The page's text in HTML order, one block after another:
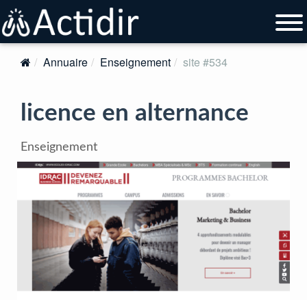
Annuaire Enseignement site #534
licence en alternance
Enseignement